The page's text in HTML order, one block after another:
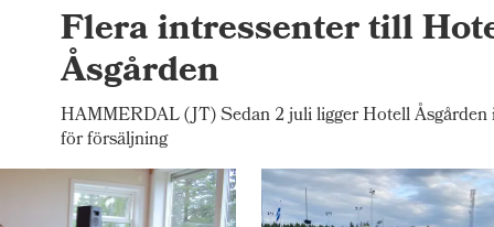
Flera intressenter till
Åsgården
HAMMERDAL (JT) Sedan 2 juli ligger Hotell
för försäljning